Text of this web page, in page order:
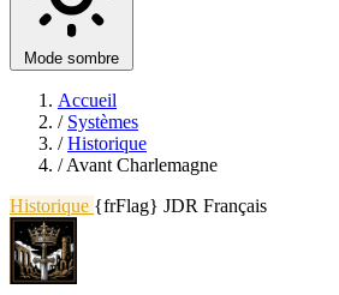
Mode sombre
Accueil
/ Systèmes
/ Historique
/ Avant Charlemagne
Historique {frFlag} JDR Français